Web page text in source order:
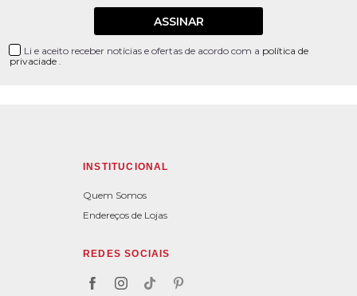
ASSINAR
Li e aceito receber notícias e ofertas de acordo com a política de
privaciade .
INSTITUCIONAL
Quem Somos
Endereços de Lojas
REDES SOCIAIS